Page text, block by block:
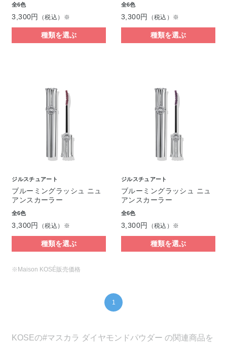
全6色
3,300円 （税込）※
種類を選ぶ
全6色
3,300円 （税込）※
種類を選ぶ
ジルスチュアート
ブルーミングラッシュ ニュ
アンスカーラー
全6色
3,300円 （税込）※
種類を選ぶ
ジルスチュアート
ブルーミングラッシュ ニュ
アンスカーラー
全6色
3,300円 （税込）※
種類を選ぶ
※Maison KOSÉ販売価格
1
KOSEの#マスカラ ダイヤモンドパウダー の関連商品を